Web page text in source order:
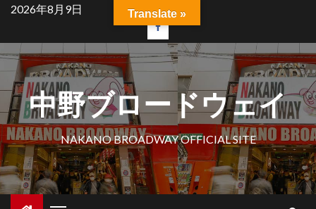
Skip
content
2026年8月9日
facebook
中野ブロードウェイ
NAKANO BROADWAY OFFICIAL SITE
Translate »